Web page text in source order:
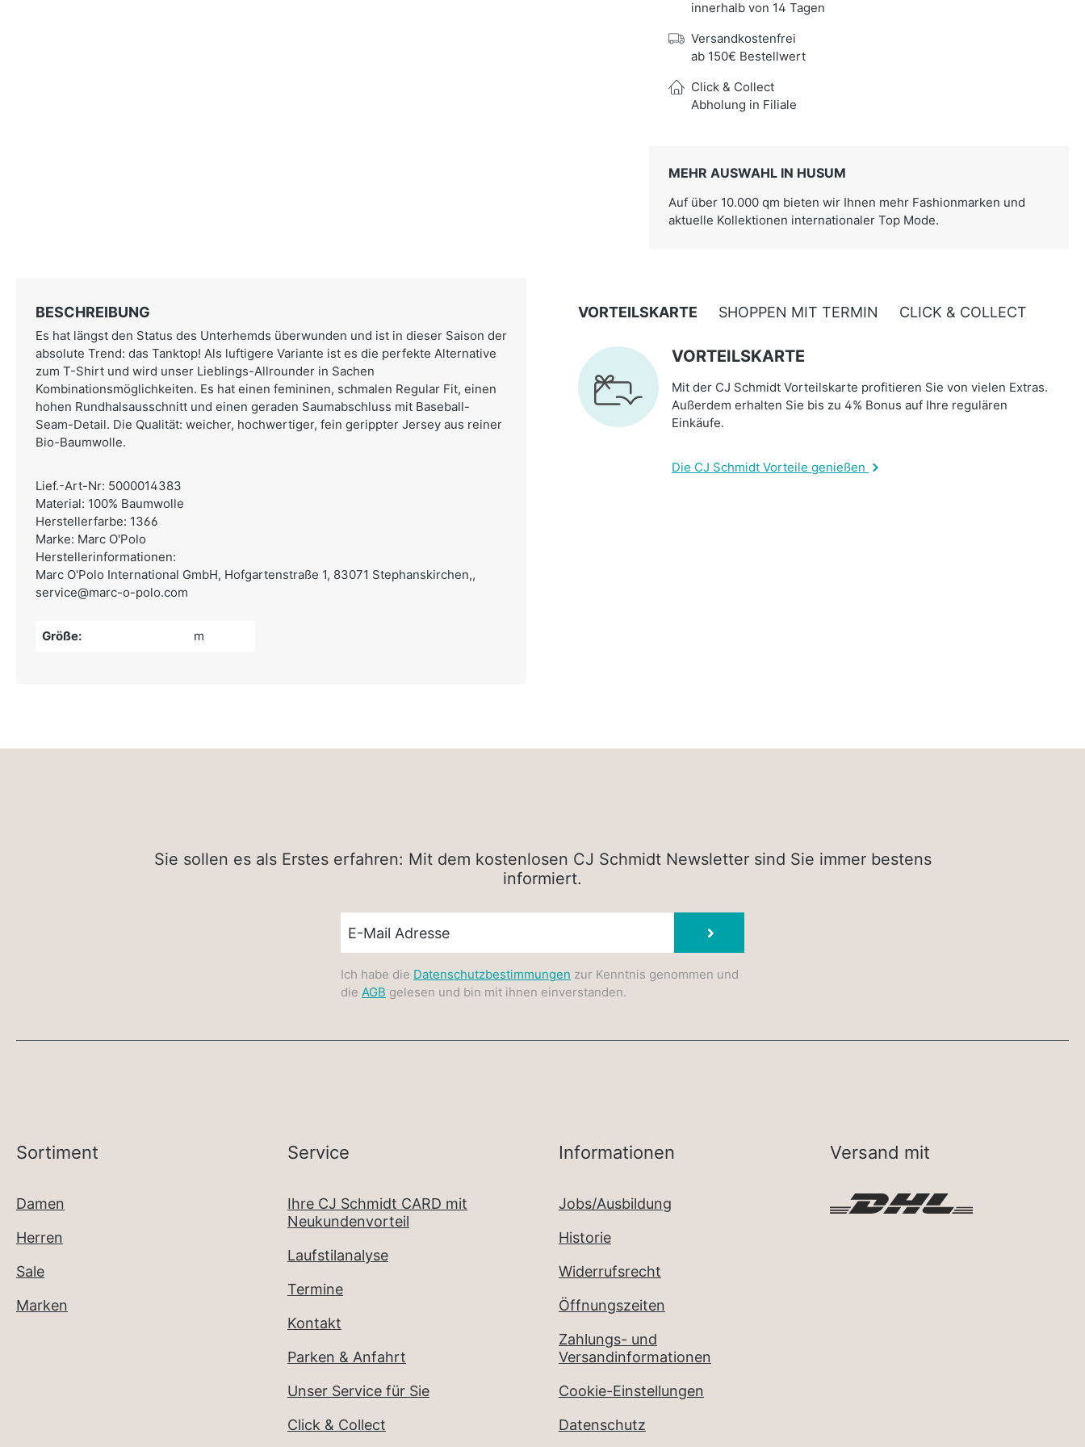
innerhalb von 14 Tagen
Versandkostenfrei
ab 150€ Bestellwert
Click & Collect
Abholung in Filiale
MEHR AUSWAHL IN HUSUM
Auf über 10.000 qm bieten wir Ihnen mehr Fashionmarken und
aktuelle Kollektionen internationaler Top Mode.
BESCHREIBUNG
Es hat längst den Status des Unterhemds überwunden und ist in dieser Saison der
absolute Trend: das Tanktop! Als luftigere Variante ist es die perfekte Alternative
zum T-Shirt und wird unser Lieblings-Allrounder in Sachen
Kombinationsmöglichkeiten. Es hat einen femininen, schmalen Regular Fit, einen
hohen Rundhalsausschnitt und einen geraden Saumabschluss mit Baseball-
Seam-Detail. Die Qualität: weicher, hochwertiger, fein gerippter Jersey aus reiner
Bio-Baumwolle.
Lief.-Art-Nr: 5000014383
Material: 100% Baumwolle
Herstellerfarbe: 1366
Marke: Marc O'Polo
Herstellerinformationen:
Marc O'Polo International GmbH, Hofgartenstraße 1, 83071 Stephanskirchen,,
service@marc-o-polo.com
Größe: m
VORTEILSKARTE SHOPPEN MIT TERMIN CLICK & COLLECT
VORTEILSKARTE
Mit der CJ Schmidt Vorteilskarte profitieren Sie von vielen Extras.
Außerdem erhalten Sie bis zu 4% Bonus auf Ihre regulären
Einkäufe.
Die CJ Schmidt Vorteile genießen
Sie sollen es als Erstes erfahren: Mit dem kostenlosen CJ Schmidt Newsletter sind Sie immer bestens
informiert.
Ich habe die Datenschutzbestimmungen zur Kenntnis genommen und
die AGB gelesen und bin mit ihnen einverstanden.
Sortiment
Damen
Herren
Sale
Marken
Service
Ihre CJ Schmidt CARD mit
Neukundenvorteil
Laufstilanalyse
Termine
Kontakt
Parken & Anfahrt
Unser Service für Sie
Click & Collect
Informationen
Jobs/Ausbildung
Historie
Widerrufsrecht
Öffnungszeiten
Zahlungs- und
Versandinformationen
Cookie-Einstellungen
Datenschutz
Versand mit